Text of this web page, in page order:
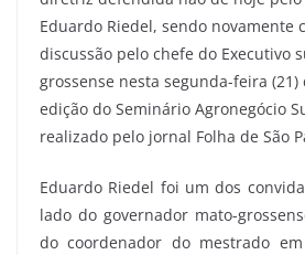
Eduardo Riedel, sendo novamente
discussão pelo chefe do Executivo
grossense nesta segunda-feira
edição do Seminário Agronegócio
realizado pelo jornal Folha de São
Eduardo Riedel foi um dos
lado do governador mato-
do coordenador do mestrado